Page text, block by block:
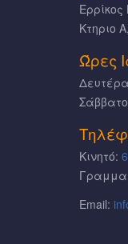
Κτηριο
Ώρες
Κινητό:
Email: